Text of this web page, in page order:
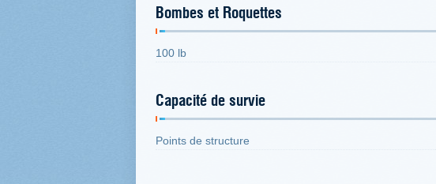
Bombes et Roquettes
100 lb
Capacité de survie
Points de structure